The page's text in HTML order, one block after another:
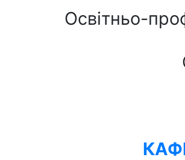
Освітньо-